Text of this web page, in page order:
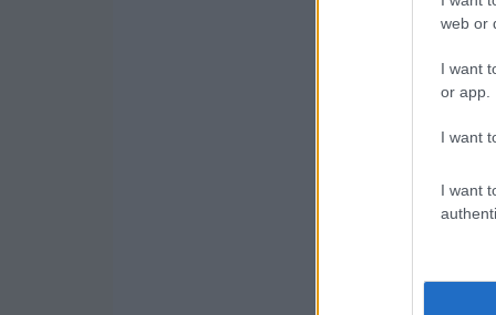
web or
I want
or app.
I want
I want